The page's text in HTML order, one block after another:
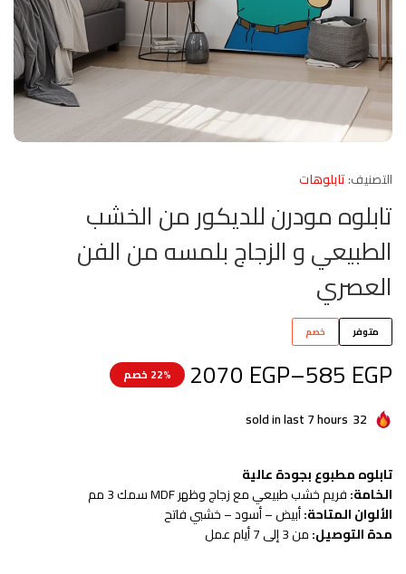
التصنيف:تابلوهات
تابلوه مودرن للديكور من الخشب
الطبيعي و الزجاج بلمسه من الفن
العصري
متوفر خصم
585 EGP
–
2070 EGP 22% خصم
32
sold in last 7 hours
تابلوه مطبوع بجودة عالية
الخامة:فريم خشب طبيعي مع زجاج وظهر MDF سمك 3 مم
الألوان المتاحة:أبيض – أسود – خشبي فاتح
مدة التوصيل:من 3 إلى 7 أيام عمل